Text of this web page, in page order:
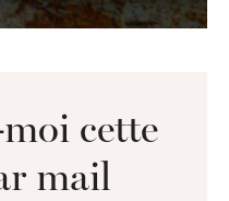
cette
mail